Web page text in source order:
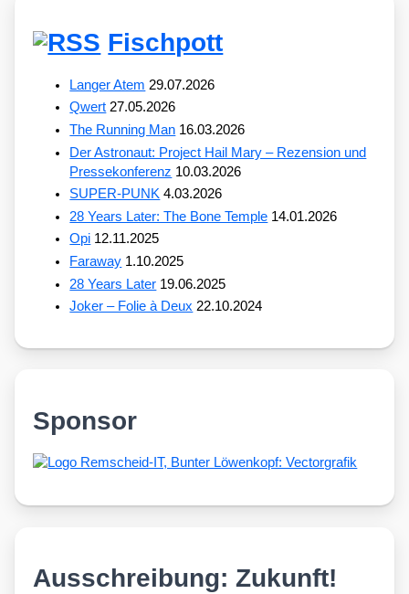
Fischpott
Langer Atem 29.07.2026
Qwert 27.05.2026
The Running Man 16.03.2026
Der Astronaut: Project Hail Mary – Rezension und
Pressekonferenz 10.03.2026
SUPER-PUNK 4.03.2026
28 Years Later: The Bone Temple 14.01.2026
Opi 12.11.2025
Faraway 1.10.2025
28 Years Later 19.06.2025
Joker – Folie à Deux 22.10.2024
Sponsor
Ausschreibung: Zukunft!